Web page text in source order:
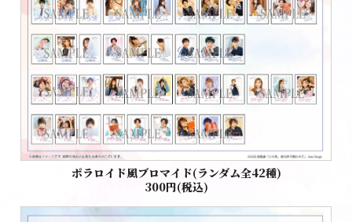
ポラロイド風ブロマイド(ランダム全42種)
300円(税込)